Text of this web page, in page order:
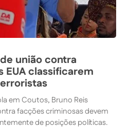
união contra
classificarem
em Coutos, Bruno Reis
facções criminosas devem
de posições políticas.